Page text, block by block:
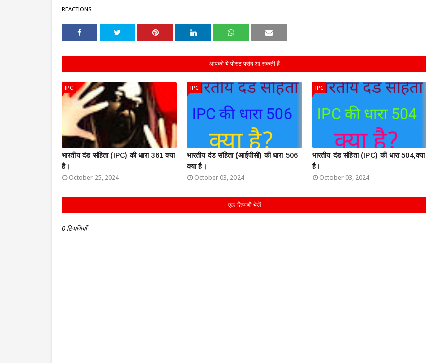
REACTIONS
आपको ये पोस्ट पसंद आ सकती हैं
IPC
भारतीय दंड संहिता (IPC) की धारा 361 क्या
है।
October 25, 2024
IPC
भारतीय दंड संहिता (आईपीसी) की धारा 506
क्या है।
October 03, 2024
IPC
भारतीय दंड संहिता (IPC) की धारा 504,क्या
है।
October 03, 2024
एक टिप्पणी भेजें
0 टिप्पणियाँ